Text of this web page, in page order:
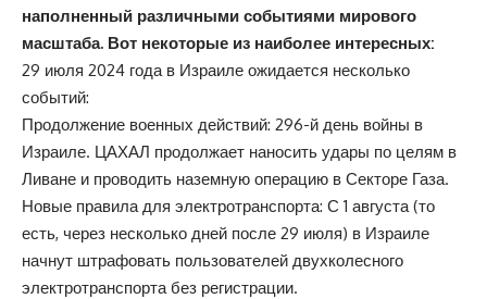
наполненный различными событиями мирового
масштаба. Вот некоторые из наиболее интересных:
29 июля 2024 года в Израиле ожидается несколько
событий:
Продолжение военных действий: 296-й день войны в
Израиле. ЦАХАЛ продолжает наносить удары по целям в
Ливане и проводить наземную операцию в Секторе Газа.
Новые правила для электротранспорта: С 1 августа (то
есть, через несколько дней после 29 июля) в Израиле
начнут штрафовать пользователей двухколесного
электротранспорта без регистрации.